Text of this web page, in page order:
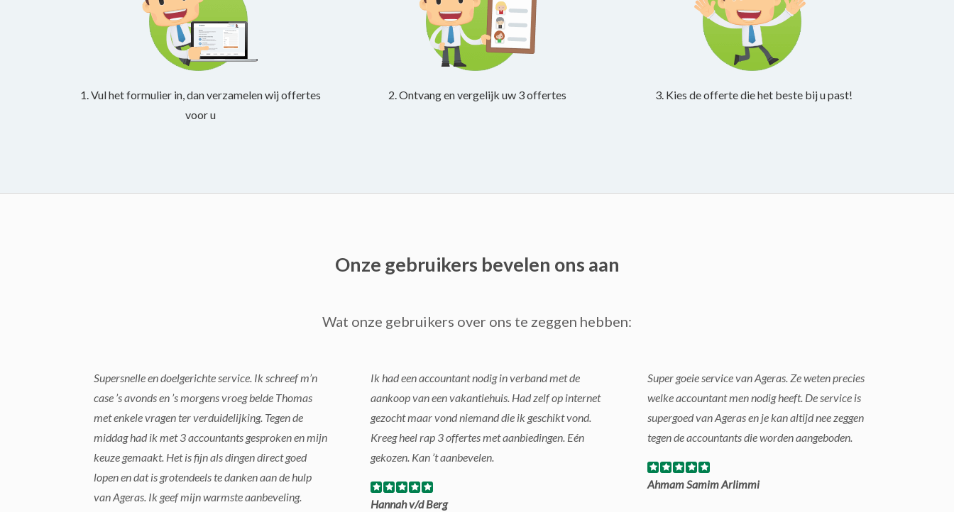
1. Vul het formulier in, dan verzamelen wij offertes
voor u
2. Ontvang en vergelijk uw 3 offertes 3. Kies de offerte die het beste bij u past!
Onze gebruikers bevelen ons aan
Wat onze gebruikers over ons te zeggen hebben:
Supersnelle en doelgerichte service. Ik schreef m’n
case ’s avonds en ’s morgens vroeg belde Thomas
met enkele vragen ter verduidelijking. Tegen de
middag had ik met 3 accountants gesproken en mijn
keuze gemaakt. Het is fijn als dingen direct goed
lopen en dat is grotendeels te danken aan de hulp
van Ageras. Ik geef mijn warmste aanbeveling.
Ik had een accountant nodig in verband met de
aankoop van een vakantiehuis. Had zelf op internet
gezocht maar vond niemand die ik geschikt vond.
Kreeg heel rap 3 offertes met aanbiedingen. Eén
gekozen. Kan ’t aanbevelen.
Hannah v/d Berg
Super goeie service van Ageras. Ze weten precies
welke accountant men nodig heeft. De service is
supergoed van Ageras en je kan altijd nee zeggen
tegen de accountants die worden aangeboden.
Ahmam Samim Arlimmi